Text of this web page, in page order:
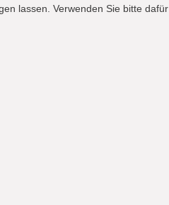
lassen. Verwenden Sie bitte dafür